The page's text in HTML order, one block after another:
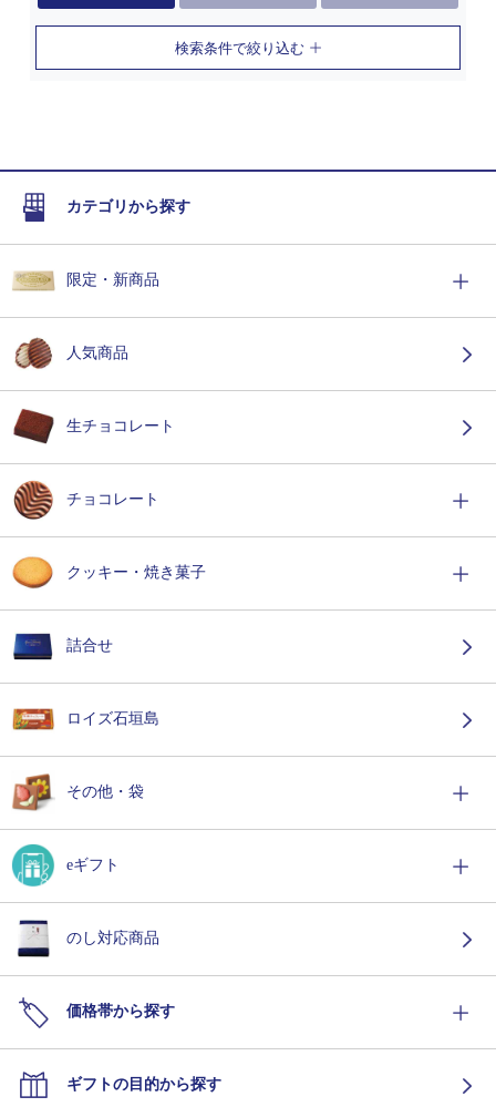
検索条件で絞り込む
カテゴリから探す
限定・新商品
人気商品
生チョコレート
チョコレート
クッキー・焼き菓子
詰合せ
ロイズ石垣島
その他・袋
eギフト
のし対応商品
価格帯から探す
ギフトの目的から探す